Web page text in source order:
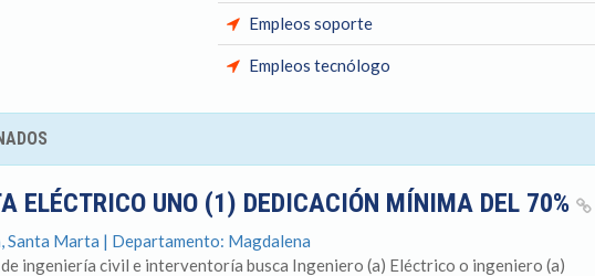
Empleos soporte
Empleos tecnólogo
ELÉCTRICO UNO (1) DEDICACIÓN MÍNIMA DEL 70%
Santa Marta | Departamento: Magdalena
ingeniería civil e interventoría busca Ingeniero (a) Eléctrico o ingeniero (a)